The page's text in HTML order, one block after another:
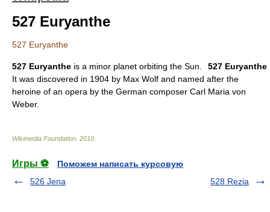
527 Euryanthe
527 Euryanthe
527 Euryanthe
527 Euryanthe is a minor planet orbiting the Sun
It was discovered in 1904 by Max Wolf and named after the
heroine of an opera by the German composer Carl Maria von
Weber.
Wikimedia Foundation 2010
Игры ⚽
Поможем написать курсовую
526 Jena
528 Rezia